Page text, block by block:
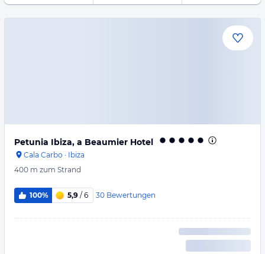
Petunia Ibiza, a Beaumier Hotel
Cala Carbo · Ibiza
400 m zum Strand
100% 5,9 / 6 30 Bewertungen